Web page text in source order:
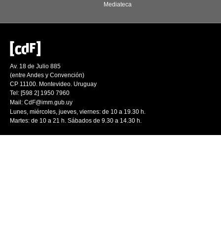
Mediateca
Av. 18 de Julio 885
(entre Andes y Convención)
CP 11100. Montevideo. Uruguay
Tel: [598 2] 1950 7960
Mail: CdF@imm.gub.uy
Lunes, miércoles, jueves, viernes: de 10 a 19.30 h.
Martes: de 10 a 21 h. Sábados de 9.30 a 14.30 h.